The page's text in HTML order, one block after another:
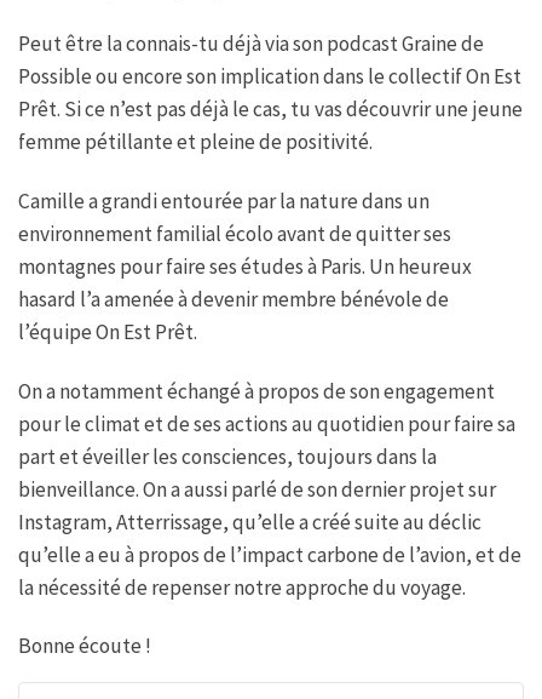
Peut être la connais-tu déjà via son podcast Graine de
Possible ou encore son implication dans le collectif On Est
Prêt. Si ce n’est pas déjà le cas, tu vas découvrir une jeune
femme pétillante et pleine de positivité.
Camille a grandi entourée par la nature dans un
environnement familial écolo avant de quitter ses
montagnes pour faire ses études à Paris. Un heureux
hasard l’a amenée à devenir membre bénévole de
l’équipe On Est Prêt.
On a notamment échangé à propos de son engagement
pour le climat et de ses actions au quotidien pour faire sa
part et éveiller les consciences, toujours dans la
bienveillance. On a aussi parlé de son dernier projet sur
Instagram, Atterrissage, qu’elle a créé suite au déclic
qu’elle a eu à propos de l’impact carbone de l’avion, et de
la nécessité de repenser notre approche du voyage.
Bonne écoute !